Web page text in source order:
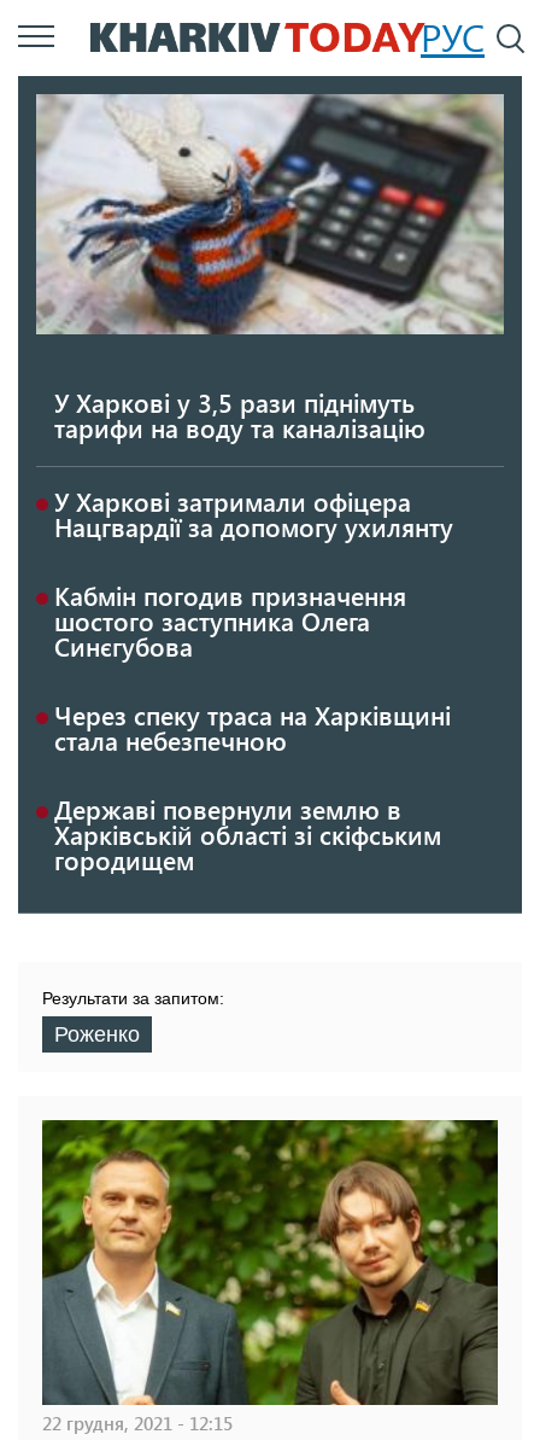
Перейти
до
вмісту
РУС
У Харкові у 3,5 рази піднімуть
тарифи на воду та каналізацію
У Харкові затримали офіцера
Нацгвардії за допомогу ухилянту
Кабмін погодив призначення
шостого заступника Олега
Синєгубова
Через спеку траса на Харківщині
стала небезпечною
Державі повернули землю в
Харківській області зі скіфським
городищем
Результати за запитом:
Роженко
22 грудня, 2021 - 12:15